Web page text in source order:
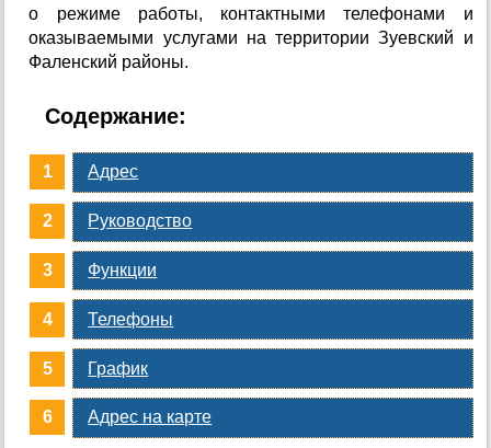
о режиме работы, контактными телефонами и
оказываемыми услугами на территории Зуевский и
Фаленский районы.
Содержание:
Адрес
Руководство
Функции
Телефоны
График
Адрес на карте